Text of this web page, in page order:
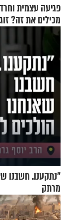
פגיעה עצמית
מכילים את זה?
הפעם עם יהודית
"נתקענו. חשבנו
מרתק